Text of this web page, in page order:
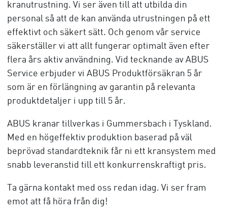
kranutrustning. Vi ser även till att utbilda din
personal så att de kan använda utrustningen på ett
effektivt och säkert sätt. Och genom vår service
säkerställer vi att allt fungerar optimalt även efter
flera års aktiv användning. Vid tecknande av ABUS
Service erbjuder vi ABUS Produktförsäkran 5 år
som är en förlängning av garantin på relevanta
produktdetaljer i upp till 5 år.
ABUS kranar tillverkas i Gummersbach i Tyskland.
Med en högeffektiv produktion baserad på väl
beprövad standardteknik får ni ett kransystem med
snabb leveranstid till ett konkurrenskraftigt pris.
Ta gärna kontakt med oss redan idag. Vi ser fram
emot att få höra från dig!